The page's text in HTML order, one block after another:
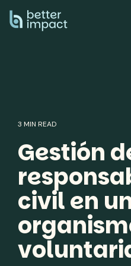
the
3 MIN READ
Gestión
civil en